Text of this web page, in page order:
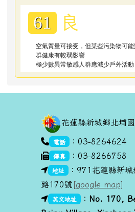
61 良
空氣質量可接受，但某些污染物可
群健康有較弱影響
極少數異常敏感人群應減少戶外活動
花蓮縣新城鄉北埔
link to https://goo.gl/
電話 ：03-8264624
傳真
：03-8266758
link to https://goo.gl/
地址
：971花蓮縣新城
路170號 [google map]
link to https://goo.gl/
link to https://goo.gl/
英文地址 ： No. 170,